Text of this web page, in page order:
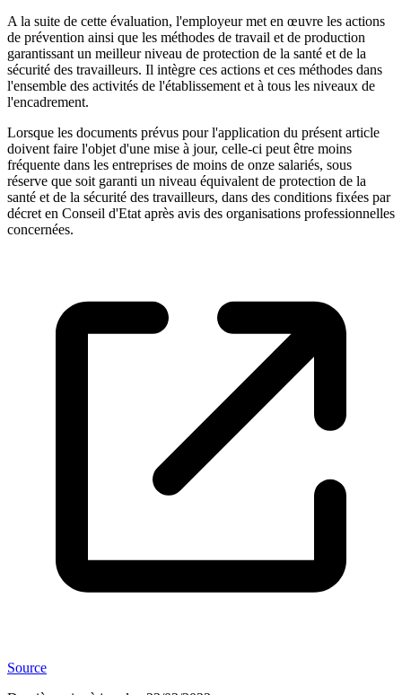
A la suite de cette évaluation, l'employeur met en œuvre les actions
de prévention ainsi que les méthodes de travail et de production
garantissant un meilleur niveau de protection de la santé et de la
sécurité des travailleurs. Il intègre ces actions et ces méthodes dans
l'ensemble des activités de l'établissement et à tous les niveaux de
l'encadrement.
Lorsque les documents prévus pour l'application du présent article
doivent faire l'objet d'une mise à jour, celle-ci peut être moins
fréquente dans les entreprises de moins de onze salariés, sous
réserve que soit garanti un niveau équivalent de protection de la
santé et de la sécurité des travailleurs, dans des conditions fixées par
décret en Conseil d'Etat après avis des organisations professionnelles
concernées.
Source